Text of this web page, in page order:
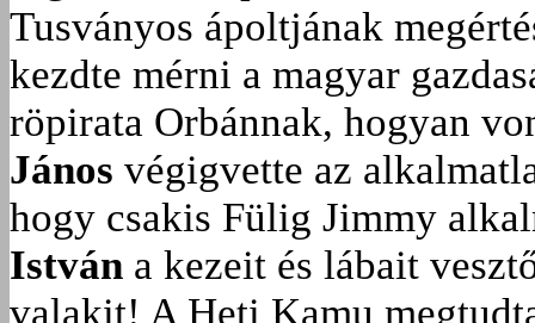
Tusványos ápoltjának
kezdte mérni a magyar
röpirata Orbánnak, hogyan
János végigvette az
hogy csakis Fülig Jimmy
István a kezeit és lábait
valakit! A Heti Kamu